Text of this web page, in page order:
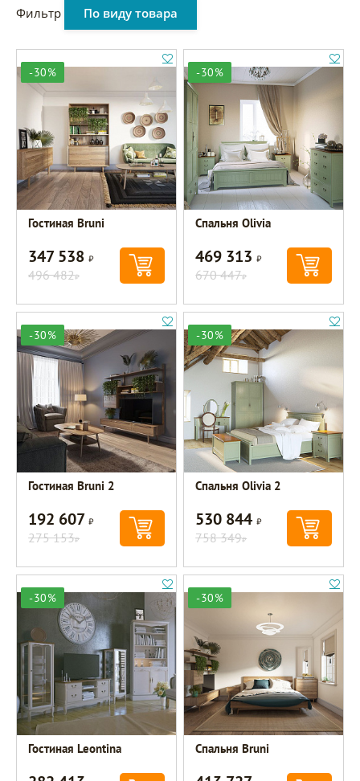
Фильтр По виду товара
-30%
Гостиная Bruni
347 538Р
496 482Р
-30%
Спальня Olivia
469 313Р
670 447Р
-30%
Гостиная Bruni 2
192 607Р
275 153Р
-30%
Спальня Olivia 2
530 844Р
758 349Р
-30%
Гостиная Leontina
-30%
Спальня Bruni